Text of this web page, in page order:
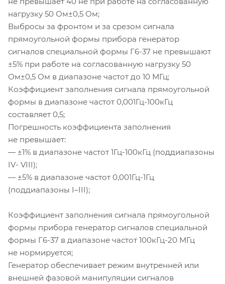
нагрузку 50 Ом±0,5 Ом;
Выбросы за фронтом и за срезом сигнала
прямоугольной формы прибора генератор
сигналов специальной формы Г6-37 не превышают
±5% при работе на согласованную нагрузку 50
Ом±0,5 Ом в диапазоне частот до 10 МГц;
Коэффициент заполнения сигнала прямоугольной
формы в диапазоне частот 0,001Гц-100кГц
составляет 0,5;
Погрешность коэффициента заполнения
не превышает:
— ±1% в диапазоне частот 1Гц-100кГц (поддиапазоны
IV- VIII);
— ±5% в диапазоне частот 0,001Гц-1Гц
(поддиапазоны I–III);
Коэффициент заполнения сигнала прямоугольной
формы прибора генератор сигналов специальной
формы Г6-37 в диапазоне частот 100кГц-20 МГц
не нормируется;
Генератор обеспечивает режим внутренней или
внешней фазовой манипуляции сигналов